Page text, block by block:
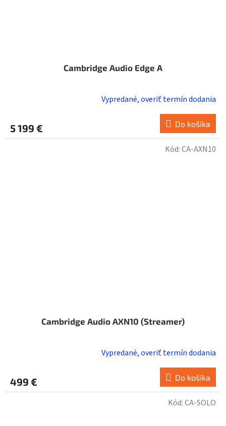
Cambridge Audio Edge A
Vypredané, overiť termín dodania
5 199 € Do košíka
Cambridge Audio AXN10 (Streamer)
Vypredané, overiť termín dodania
499 € Do košíka
Kód:CA-AXN10
Kód:CA-SOLO